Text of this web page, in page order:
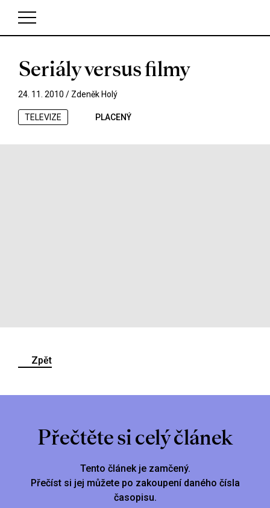
V košíku zatím nemáte žádné položky.
Seriály versus filmy
24. 11. 2010 / Zdeněk Holý
TELEVIZE PLACENÝ
Zpět
Přečtěte si celý článek
Tento článek je zamčený.
Přečíst si jej můžete po zakoupení daného čísla
časopisu.